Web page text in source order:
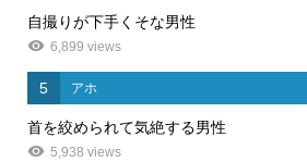
自撮りが下手くそな男性
6,899 views
5 アホ
首を絞められて気絶する男性
5,938 views